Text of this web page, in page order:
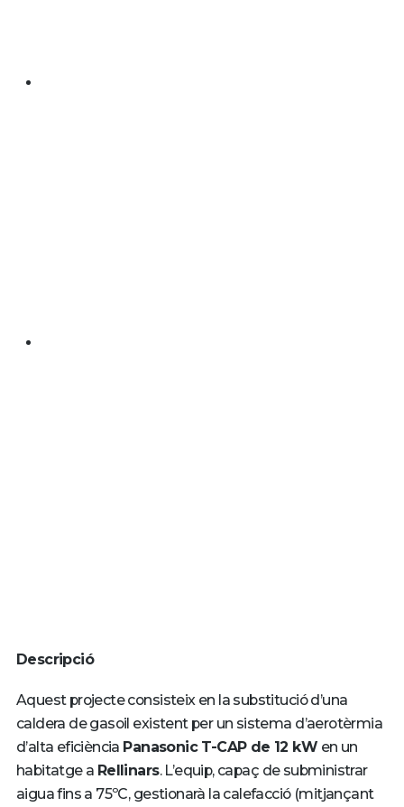
Descripció
Aquest projecte consisteix en la substitució d’una
caldera de gasoil existent per un sistema d’aerotèrmia
d’alta eficiència Panasonic T-CAP de 12 kW en un
habitatge a Rellinars. L’equip, capaç de subministrar
aigua fins a 75ºC, gestionarà la calefacció (mitjançant